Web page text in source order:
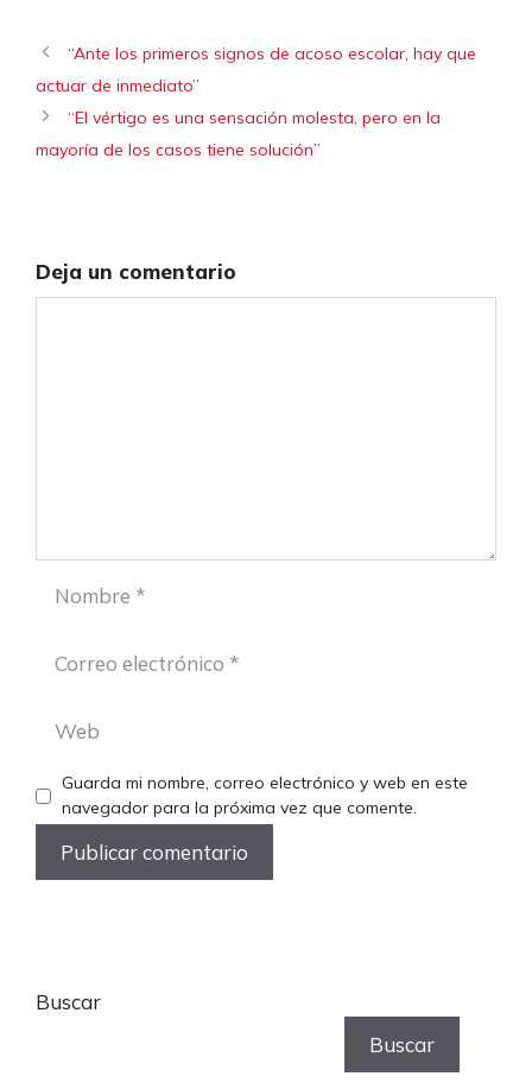
“Ante los primeros signos de acoso escolar, hay que
actuar de inmediato”
“El vértigo es una sensación molesta, pero en la
mayoría de los casos tiene solución”
Deja un comentario
electrónico
Guarda mi nombre, correo electrónico y web en este
navegador para la próxima vez que comente.
Buscar
Buscar